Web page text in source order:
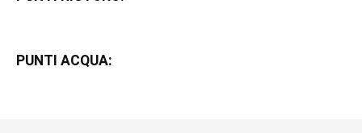
PUNTI ACQUA: